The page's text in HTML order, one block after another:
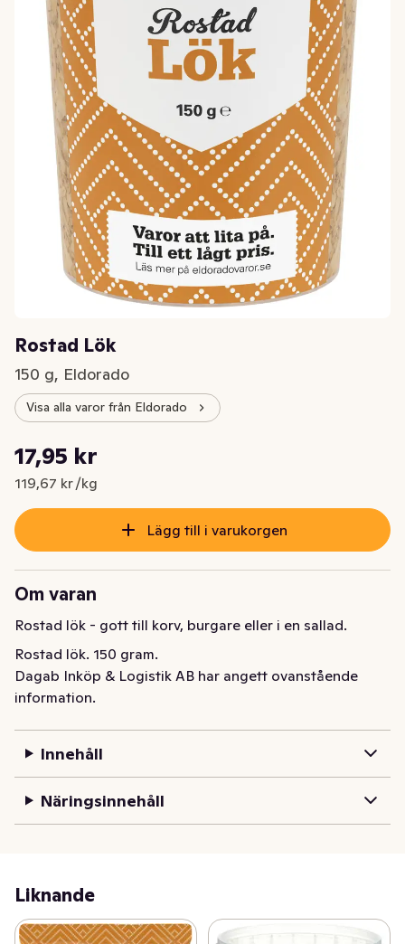
Rostad Lök
150 g, Eldorado
Visa alla varor från Eldorado
Nuvarande pris är: 17,95 kr
17,95 kr
119,67 kr /kg
Styckpris: 119,67 kr /kg
Lägg till i varukorgen
Om varan
Rostad lök - gott till korv, burgare eller i en sallad.
Rostad lök. 150 gram.
Dagab Inköp & Logistik AB har angett ovanstående
information.
Innehåll
Näringsinnehåll
Liknande